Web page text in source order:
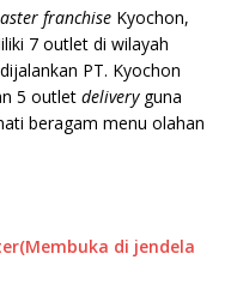
franchise Kyochon,
7 outlet di wilayah
PT. Kyochon
5 outlet deliveryguna
beragam menu olahan
di jendela